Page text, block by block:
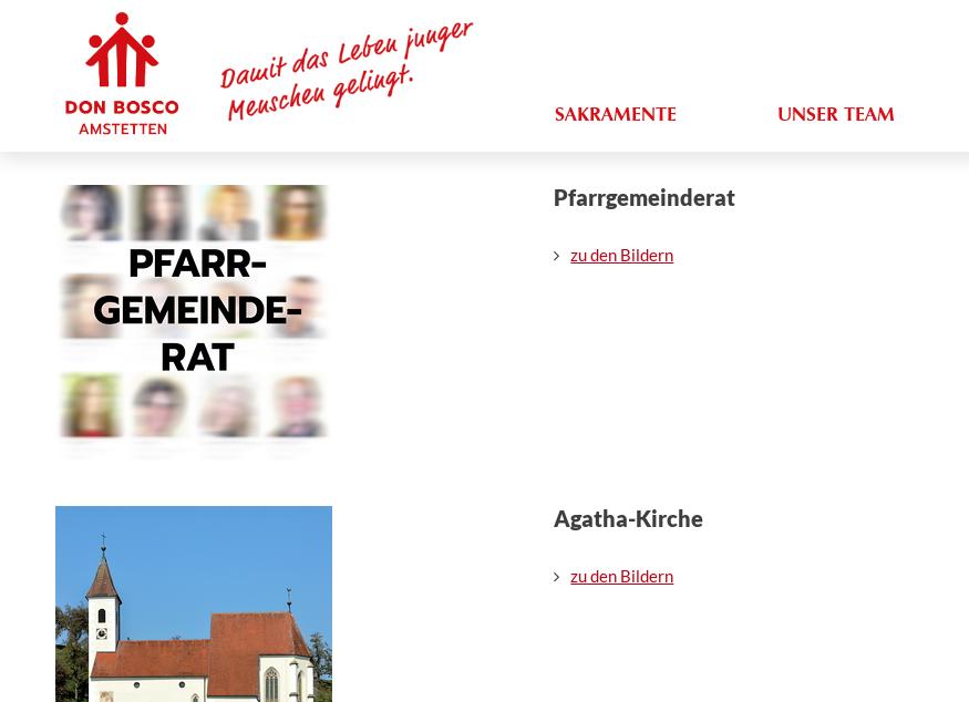
SAKRAMENTE UNSER TEAM
Pfarrgemeinderat
zu den Bildern
Agatha-Kirche
zu den Bildern